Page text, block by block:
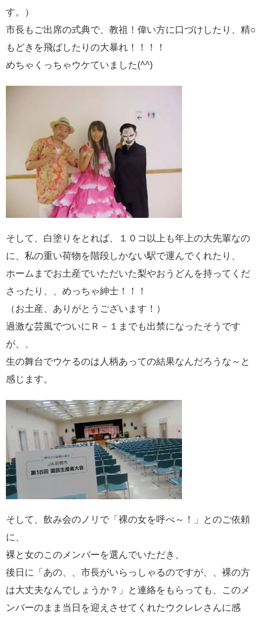
す。）
市長もご出席の式典で、教祖！偉い方に口づけしたり、精○
もどきを飛ばしたりの大暴れ！！！！
めちゃくっちゃウケていました(^^)
そして、白塗りをとれば、１０コ以上も年上の大先輩なの
に、私の重い荷物を階段しかない駅で運んでくれたり、
ホームまでお土産でいただいた梨やおうどんを持ってくだ
さったり、、めっちゃ紳士！！！
（お土産、ありがとうございます！）
過激な芸風でついにＲ－１までも出禁になったそうです
が、、
生の舞台でウケるのは人柄あっての結果なんだろうな～と
感じます。
そして、飲み会のノリで「裸の女を呼べ～！」とのご依頼
に、
裸と女のこのメンバーを選んでいただき、
後日に「あの、、市長がいらっしゃるのですが、、裸の方
は大丈夫なんでしょうか？」と連絡をもらっても、このメ
ンバーのまま当日を迎えさせてくれたウクレレさんに感